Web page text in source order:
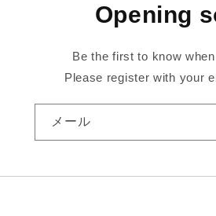
Opening
Be the first to know
Please register with your
メール